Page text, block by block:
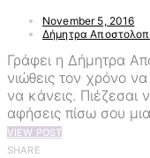
November 5, 2016
Δήμητρα
Γράφει η Δήμητρα
νιώθεις τον χρόνο
να κάνεις. Πιέζεσαι
αφήσεις πίσω σου
VIEW POST
SHARE